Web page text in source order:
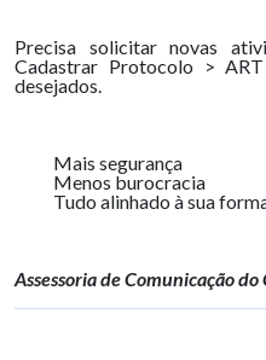
Precisa solicitar novas
Cadastrar Protocolo >
desejados.
Mais segurança
Menos burocracia
Tudo alinhado à sua
Assessoria de Comunicação do